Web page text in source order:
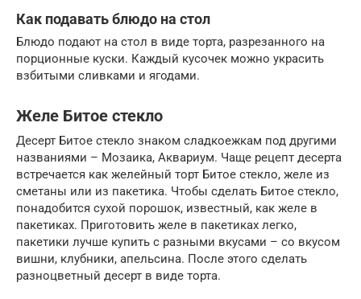
Как подавать блюдо на стол
Блюдо подают на стол в виде торта, разрезанного на
порционные куски. Каждый кусочек можно украсить
взбитыми сливками и ягодами.
Желе Битое стекло
Десерт Битое стекло знаком сладкоежкам под другими
названиями – Мозаика, Аквариум. Чаще рецепт десерта
встречается как желейный торт Битое стекло, желе из
сметаны или из пакетика. Чтобы сделать Битое стекло,
понадобится сухой порошок, известный, как желе в
пакетиках. Приготовить желе в пакетиках легко,
пакетики лучше купить с разными вкусами – со вкусом
вишни, клубники, апельсина. После этого сделать
разноцветный десерт в виде торта.